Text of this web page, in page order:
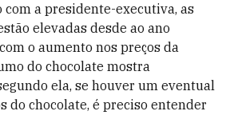
com a presidente-executiva, as
elevadas desde ao ano
o aumento nos preços da
do chocolate mostra
ela, se houver um eventual
do chocolate, é preciso entender